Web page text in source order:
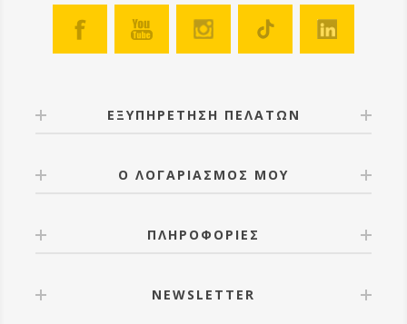
ΕΞΥΠΗΡΕΤΗΣΗ ΠΕΛΑΤΩΝ
Ο ΛΟΓΑΡΙΑΣΜΟΣ ΜΟΥ
ΠΛΗΡΟΦΟΡΙΕΣ
NEWSLETTER